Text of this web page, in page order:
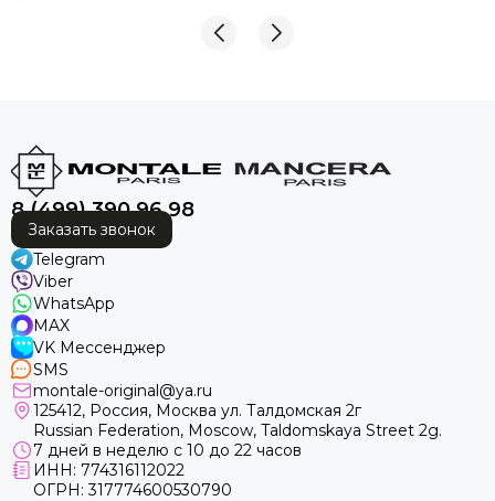
ответить на все вопросы. Спасибо за такой
8 (499) 390 96 98
Заказать звонок
Telegram
Viber
WhatsApp
MAX
VK Мессенджер
SMS
montale-original@ya.ru
125412, Россия, Москва ул. Талдомская 2г
Russian Federation, Moscow, Taldomskaya Street 2g.
7 дней в неделю с 10 до 22 часов
ИНН: 774316112022
ОГРН: 317774600530790